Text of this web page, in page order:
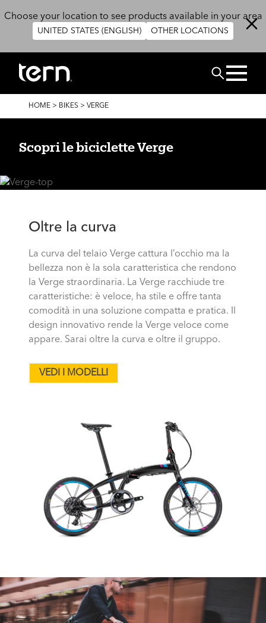
Choose your location to see products available in your area
UNITED STATES (ENGLISH) OTHER LOCATIONS
Cerca
BRICIOLE
HOME > BIKES > VERGE
Scopri le biciclette Verge
Oltre la curva
La curva del telaio Verge cattura l’occhio ma la
bellezza non è la sola caratteristica che rendono
la Verge straordinaria. La Verge racchiude tre
caratteristiche: è veloce, ha stile e offre tanta
comodità in una soluzione compatta e pratica. Il
design innovativo rende la Verge veloce come
appare. Sarai oltre la curva e oltre il gruppo.
VEDI I MODELLI